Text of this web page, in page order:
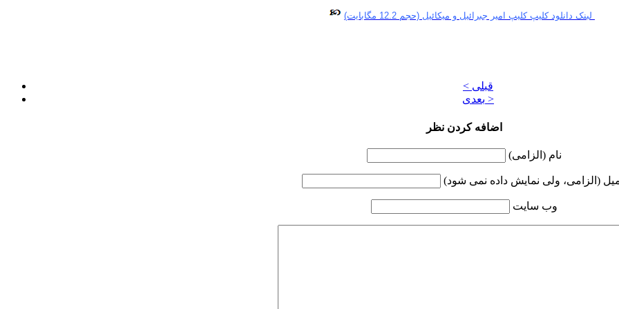
لبنک دانلود کلیپ کلیپ امیر جبرائیل و میکائیل (حجم 12.2 مگابایت)
< قبلی
بعدی >
اضافه کردن نظر
نام (الزامی)
(الزامی، ولی نمایش داده نمی شود)
وب سایت